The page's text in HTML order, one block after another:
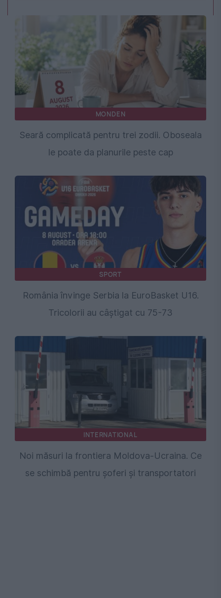
MONDEN
Seară complicată pentru trei zodii. Oboseala
le poate da planurile peste cap
SPORT
România învinge Serbia la EuroBasket U16.
Tricolorii au câștigat cu 75-73
INTERNATIONAL
Noi măsuri la frontiera Moldova-Ucraina. Ce
se schimbă pentru șoferi și transportatori